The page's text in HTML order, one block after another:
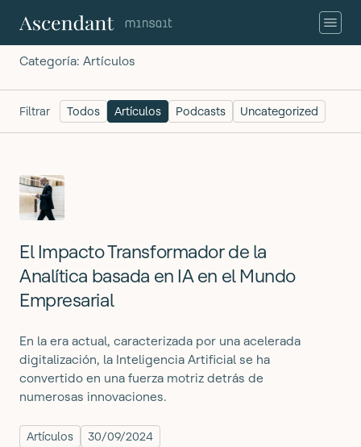
Categoría: Artículos
Filtrar Todos Artículos Podcasts Uncategorized
El Impacto Transformador de la
Analítica basada en IA en el Mundo
Empresarial
En la era actual, caracterizada por una acelerada
digitalización, la Inteligencia Artificial se ha
convertido en una fuerza motriz detrás de
numerosas innovaciones.
Artículos 30/09/2024